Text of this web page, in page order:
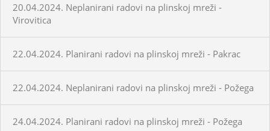
20.04.2024. Neplanirani radovi na plinskoj mreži -
Virovitica
22.04.2024. Planirani radovi na plinskoj mreži - Pakrac
22.04.2024. Neplanirani radovi na plinskoj mreži - Požega
24.04.2024. Planirani radovi na plinskoj mreži - Požega